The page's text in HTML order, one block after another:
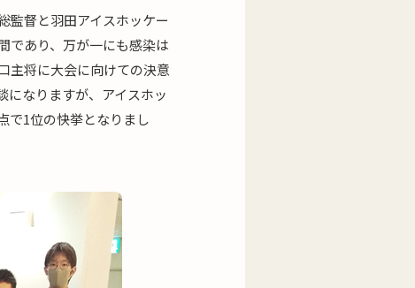
監督と羽田アイスホッケー
であり、万が一にも感染は
主将に大会に向けての決意
になりますが、アイスホッ
で1位の快挙となりまし